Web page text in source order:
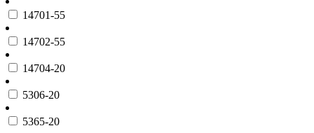
14701-55
14702-55
14704-20
5306-20
5365-20